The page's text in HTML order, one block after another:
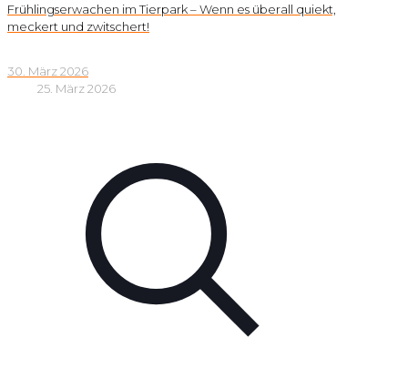
Frühlingserwachen im Tierpark – Wenn es überall quiekt,
meckert und zwitschert!
30. März 2026
25. März 2026